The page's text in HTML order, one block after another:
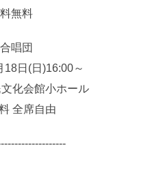
無料
唱団
18日(日)16:00～
化会館小ホール
全席自由